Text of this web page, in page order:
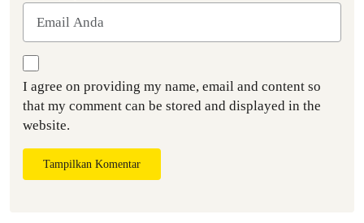
I agree on providing my name, email and content so
that my comment can be stored and displayed in the
website.
Tampilkan Komentar